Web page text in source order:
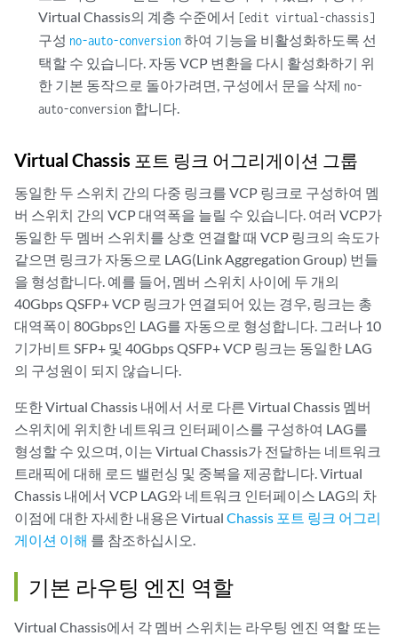
Virtual Chassis의 계층 수준에서 [edit virtual-chassis]
구성 no-auto-conversion하여 기능을 비활성화하도록 선
택할 수 있습니다. 자동 VCP 변환을 다시 활성화하기 위
한 기본 동작으로 돌아가려면, 구성에서 문을 삭제 no-
auto-conversion 합니다.
Virtual Chassis 포트 링크 어그리게이션 그룹
동일한 두 스위치 간의 다중 링크를 VCP 링크로 구성하여 멤
버 스위치 간의 VCP 대역폭을 늘릴 수 있습니다. 여러 VCP가
동일한 두 멤버 스위치를 상호 연결할 때 VCP 링크의 속도가
같으면 링크가 자동으로 LAG(Link Aggregation Group) 번들
을 형성합니다. 예를 들어, 멤버 스위치 사이에 두 개의
40Gbps QSFP+ VCP 링크가 연결되어 있는 경우, 링크는 총
대역폭이 80Gbps인 LAG를 자동으로 형성합니다. 그러나 10
기가비트 SFP+ 및 40Gbps QSFP+ VCP 링크는 동일한 LAG
의 구성원이 되지 않습니다.
또한 Virtual Chassis 내에서 서로 다른 Virtual Chassis 멤버
스위치에 위치한 네트워크 인터페이스를 구성하여 LAG를
형성할 수 있으며, 이는 Virtual Chassis가 전달하는 네트워크
트래픽에 대해 로드 밸런싱 및 중복을 제공합니다. Virtual
Chassis 내에서 VCP LAG와 네트워크 인터페이스 LAG의 차
이점에 대한 자세한 내용은 Virtual Chassis 포트 링크 어그리
게이션 이해 를 참조하십시오.
기본 라우팅 엔진 역할
Virtual Chassis에서 각 멤버 스위치는 라우팅 엔진 역할 또는